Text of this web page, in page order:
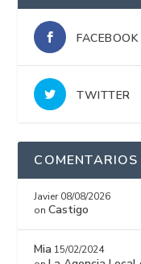
FACEBOOK
TWITTER
COMENTARIOS
Javier 08/08/2026
onCastigo
Mia 15/02/2024